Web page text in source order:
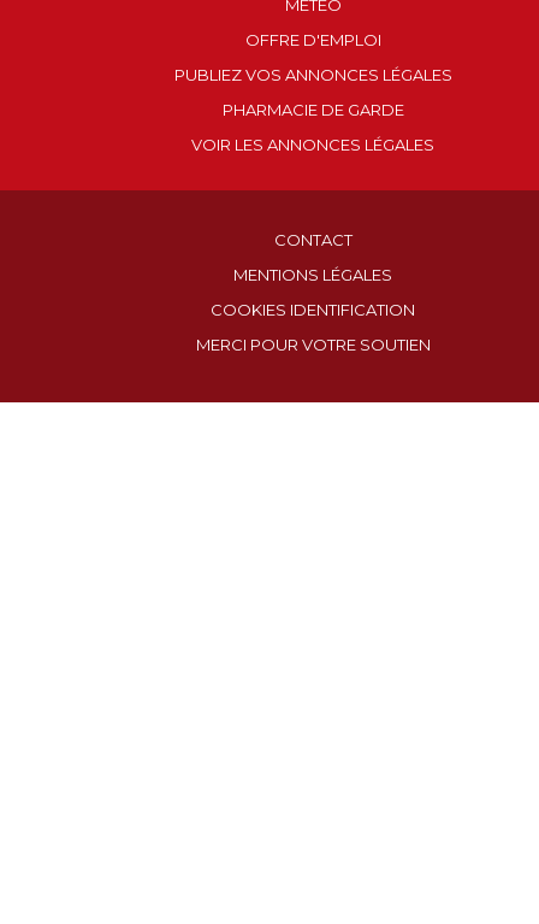
MÉTÉO
OFFRE D'EMPLOI
PUBLIEZ VOS ANNONCES LÉGALES
PHARMACIE DE GARDE
VOIR LES ANNONCES LÉGALES
CONTACT
MENTIONS LÉGALES
COOKIES IDENTIFICATION
MERCI POUR VOTRE SOUTIEN